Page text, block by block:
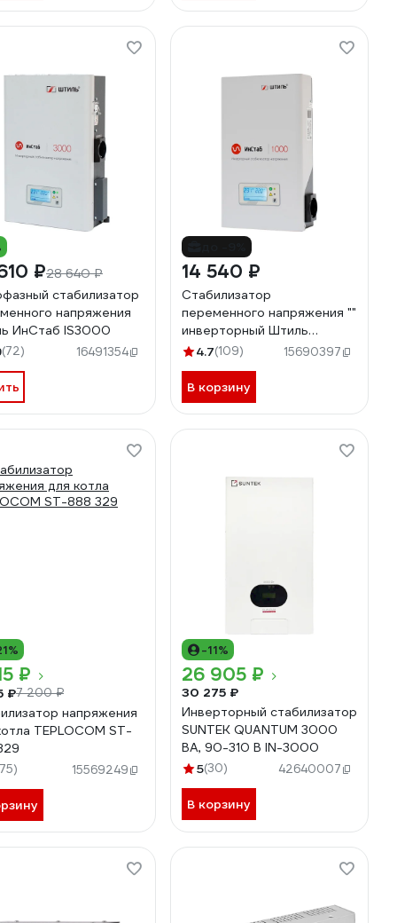
₽28 640 ₽
стабилизатор
напряжения
ИнСтаб IS3000
(72) 16491354
14 540 ₽
Стабилизатор
переменного напряжения ""
инверторный Штиль
ИнСтаб IS1000 (220-230В)
4.7(109) 15690397
В корзину
₽
₽7 200 ₽
напряжения
TEPLOCOM ST-
15569249
-11%
26 905 ₽
30 275 ₽
Инверторный стабилизатор
SUNTEK QUANTUM 3000
ВА, 90-310 В IN-3000
5(30) 42640007
В корзину